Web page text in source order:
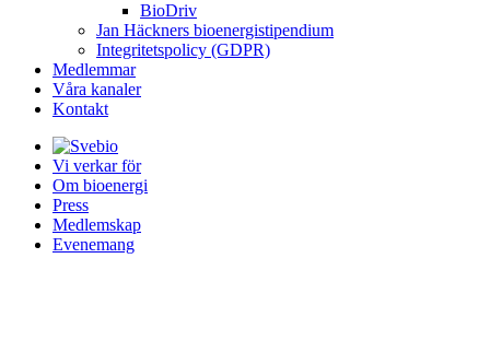
BioDriv
Jan Häckners bioenergistipendium
Integritetspolicy (GDPR)
Medlemmar
Våra kanaler
Kontakt
Vi verkar för
Om bioenergi
Press
Medlemskap
Evenemang